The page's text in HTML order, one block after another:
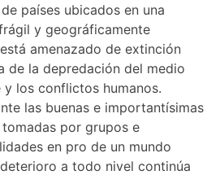
países ubicados en una
y geográficamente
amenazado de extinción
de la depredación del medio
y los conflictos humanos.
las buenas e importantísimas
por grupos e
en pro de un mundo
a todo nivel continúa